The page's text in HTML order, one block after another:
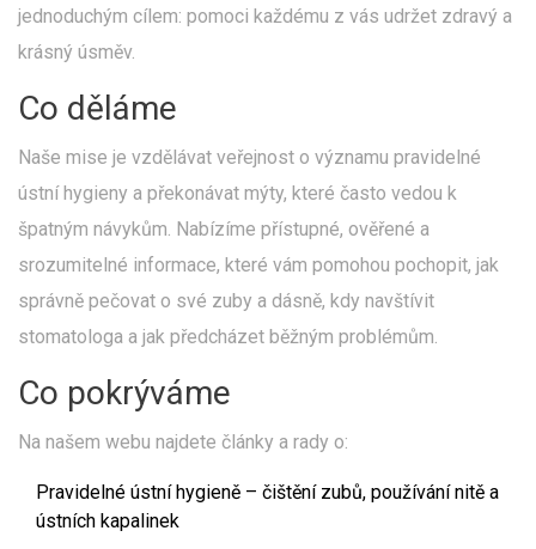
jednoduchým cílem: pomoci každému z vás udržet zdravý a
krásný úsměv.
Co děláme
Naše mise je vzdělávat veřejnost o významu pravidelné
ústní hygieny a překonávat mýty, které často vedou k
špatným návykům. Nabízíme přístupné, ověřené a
srozumitelné informace, které vám pomohou pochopit, jak
správně pečovat o své zuby a dásně, kdy navštívit
stomatologa a jak předcházet běžným problémům.
Co pokrýváme
Na našem webu najdete články a rady o:
Pravidelné ústní hygieně – čištění zubů, používání nitě a
ústních kapalinek